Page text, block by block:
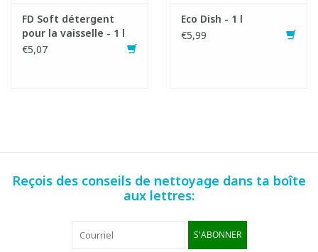
FD Soft détergent
pour la vaisselle - 1 l
€5,07
Eco Dish - 1 l
€5,99
Reçois des conseils de nettoyage dans ta boîte
aux lettres:
S'ABONNER